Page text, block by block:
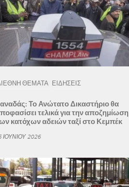
ΘΕΜΑΤΑ ΕΙΔΗΣΕΙΣ
Το Ανώτατο Δικαστήριο θα
τελικά για την αποζημίωση
κατόχων αδειών ταξί στο Κεμπέκ
ΙΟΥΝΊΟΥ 2026